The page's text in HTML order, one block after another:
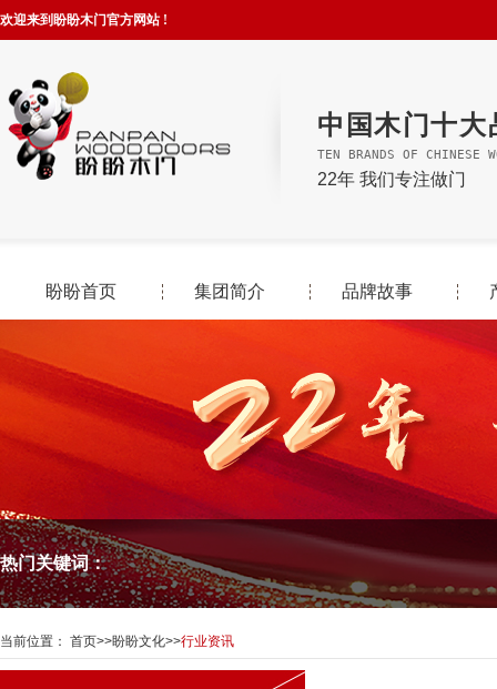
欢迎来到盼盼木门官方网站 !
中国木门十大
TEN BRANDS OF CHINESE
22年 我们专注做门
盼盼首页 集团简介 品牌故事
热门关键词：
当前位置： 首页>>盼盼文化>>行业资讯